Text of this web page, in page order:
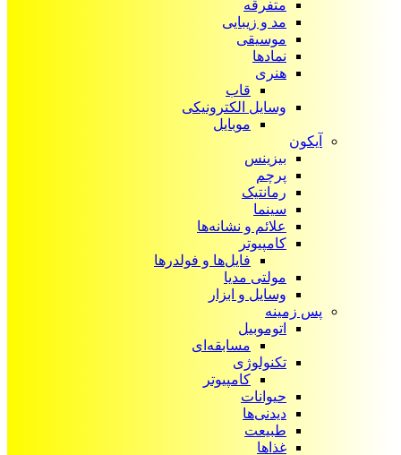
متفرقه
مد و زیبایی
موسیقی
نمادها
هنری
قاب
وسایل الکترونیکی
موبایل
آیکون‌
بیزینس
پرچم
رمانتیک
سینما
علائم و نشانه‌ها
کامپیوتر
فایل‌ها و فولدرها
مولتی مدیا
وسایل و ابزار
پس زمینه
اتوموبیل
مسابقه‌ای
تکنولوژی
کامپیوتر
حیوانات
دیدنی‌ها
طبیعت
غذاها